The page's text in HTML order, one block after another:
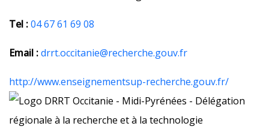
Tel :04 67 61 69 08
Email :drrt.occitanie@recherche.gouv.fr
http://www.enseignementsup-recherche.gouv.fr/